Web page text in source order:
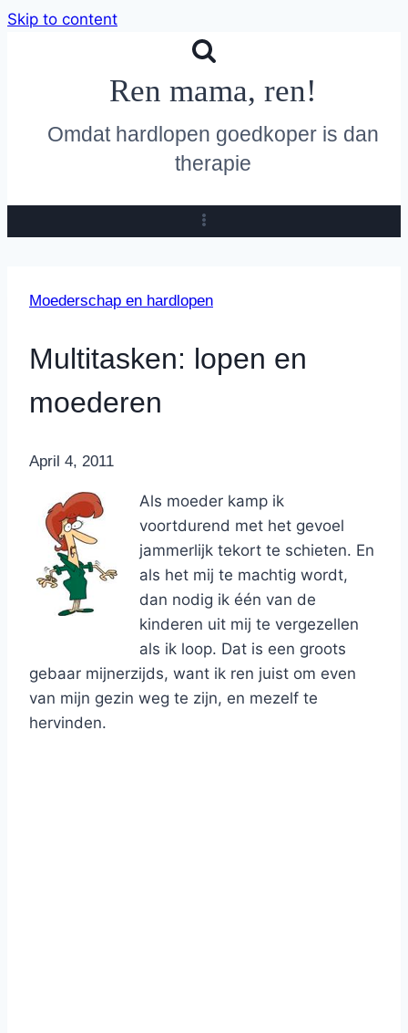
Skip to content
Ren mama, ren!
Omdat hardlopen goedkoper is dan
therapie
Moederschap en hardlopen
Multitasken: lopen en
moederen
ByNicole
April 4, 2011
Als moeder kamp ik
voortdurend met het gevoel
jammerlijk tekort te schieten. En
als het mij te machtig wordt,
dan nodig ik één van de
kinderen uit mij te vergezellen
als ik loop. Dat is een groots
gebaar mijnerzijds, want ik ren juist om even
van mijn gezin weg te zijn, en mezelf te
hervinden.